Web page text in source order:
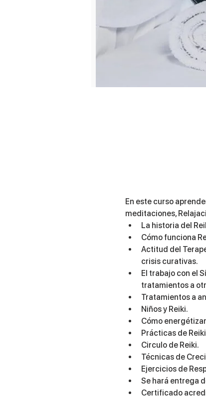
En este curso
meditaciones,
La historia del
Cómo funciona
Actitud del
crisis curativas.
El trabajo con el
tratamientos a
Tratamientos a
Niños y Reiki.
Cómo
Prácticas de
Circulo de Reiki.
Técnicas de
Ejercicios de
Se hará entrega
Certificado